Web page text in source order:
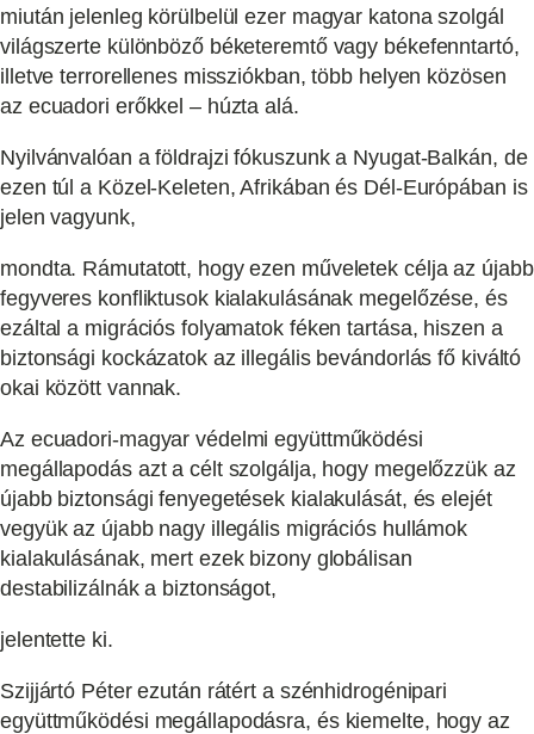
miután jelenleg körülbelül ezer magyar katona szolgál
világszerte különböző béketeremtő vagy békefenntartó,
illetve terrorellenes missziókban, több helyen közösen
az ecuadori erőkkel – húzta alá.
Nyilvánvalóan a földrajzi fókuszunk a Nyugat-Balkán, de
ezen túl a Közel-Keleten, Afrikában és Dél-Európában is
jelen vagyunk,
mondta. Rámutatott, hogy ezen műveletek célja az újabb
fegyveres konfliktusok kialakulásának megelőzése, és
ezáltal a migrációs folyamatok féken tartása, hiszen a
biztonsági kockázatok az illegális bevándorlás fő kiváltó
okai között vannak.
Az ecuadori-magyar védelmi együttműködési
megállapodás azt a célt szolgálja, hogy megelőzzük az
újabb biztonsági fenyegetések kialakulását, és elejét
vegyük az újabb nagy illegális migrációs hullámok
kialakulásának, mert ezek bizony globálisan
destabilizálnák a biztonságot,
jelentette ki.
Szijjártó Péter ezután rátért a szénhidrogénipari
együttműködési megállapodásra, és kiemelte, hogy az